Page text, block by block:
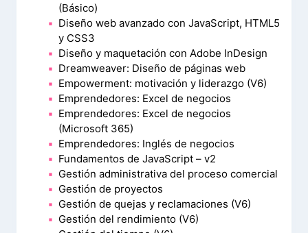
(Básico)
Diseño web avanzado con JavaScript, HTML5
y CSS3
Diseño y maquetación con Adobe InDesign
Dreamweaver: Diseño de páginas web
Empowerment: motivación y liderazgo (V6)
Emprendedores: Excel de negocios
Emprendedores: Excel de negocios
(Microsoft 365)
Emprendedores: Inglés de negocios
Fundamentos de JavaScript – v2
Gestión administrativa del proceso comercial
Gestión de proyectos
Gestión de quejas y reclamaciones (V6)
Gestión del rendimiento (V6)